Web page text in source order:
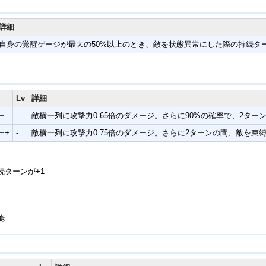
細
身の覚醒ゲージが最大の50%以上のとき、敵を状態異常にした際の持続タ
Lv
詳細
-
敵横一列に攻撃力0.65倍のダメージ。さらに90%の確率で、2ター
+
- 敵横一列に攻撃力0.75倍のダメージ。さらに2ターンの間、敵を束
ターンが+1